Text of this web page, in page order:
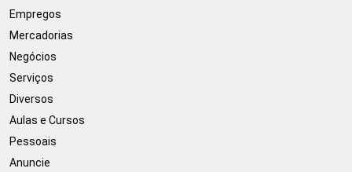
Empregos
Mercadorias
Negócios
Serviços
Diversos
Aulas e Cursos
Pessoais
Anuncie